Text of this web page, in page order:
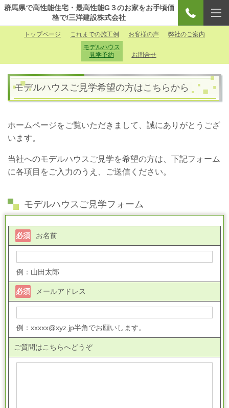
群馬県で高性能住宅・最高性能G３のお家をお手頃価
格で/三洋建設株式会社
トップページ これまでの施工例 お客様の声
弊社のご案内
モデルハウス
見学予約
お問合せ
モデルハウスご見学希望の方はこちらから
ホームページをご覧いただきまして、誠にありがとうござ
います。
当社へのモデルハウスご見学を希望の方は、下記フォーム
に各項目をご入力のうえ、ご送信ください。
モデルハウスご見学フォーム
お名前
必須
例：山田太郎
メールアドレス
必須
例：xxxxx@xyz.jp半角でお願いします。
ご質問はこちらへどうぞ